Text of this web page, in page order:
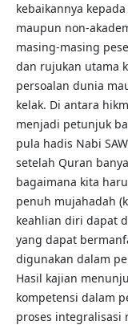
kebaikannya
maupun non-
masing-masing
dan rujukan utama
persoalan dunia
kelak. Di antara
menjadi petunjuk
pula hadis Nabi
setelah Quran
bagaimana kita
penuh mujahadah
keahlian diri dapat
yang dapat
digunakan dalam
Hasil kajian
kompetensi dalam
proses integralisasi